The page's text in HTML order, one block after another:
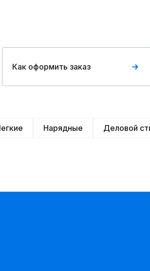
Как оформить заказ
Нарядные Деловой